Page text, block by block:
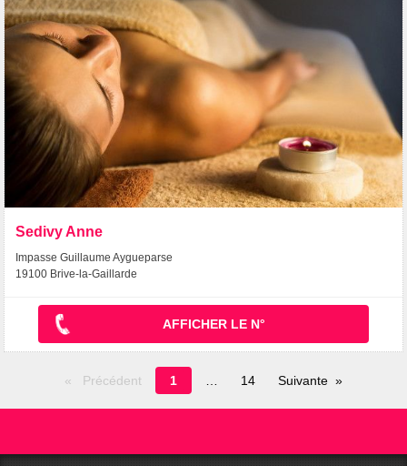
Sedivy Anne
Impasse Guillaume Aygueparse
19100 Brive-la-Gaillarde
AFFICHER LE N°
Précédent
Page
en
1 14 Suivante